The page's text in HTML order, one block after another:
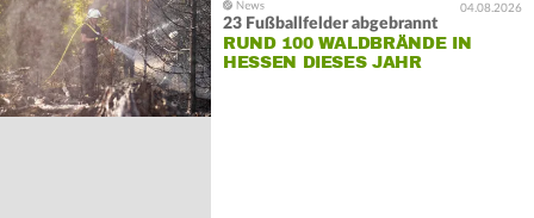
04.08.2026
23 Fußballfelder abgebrannt
RUND 100 WALDBRÄNDE IN
HESSEN DIESES JAHR